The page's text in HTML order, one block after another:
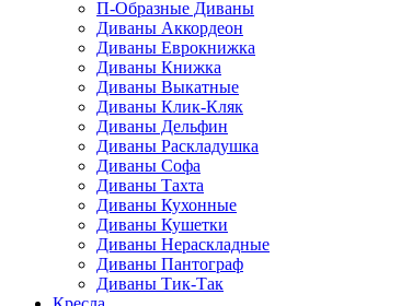
П-Образные Диваны
Диваны Аккордеон
Диваны Еврокнижка
Диваны Книжка
Диваны Выкатные
Диваны Клик-Кляк
Диваны Дельфин
Диваны Раскладушка
Диваны Софа
Диваны Тахта
Диваны Кухонные
Диваны Кушетки
Диваны Нераскладные
Диваны Пантограф
Диваны Тик-Так